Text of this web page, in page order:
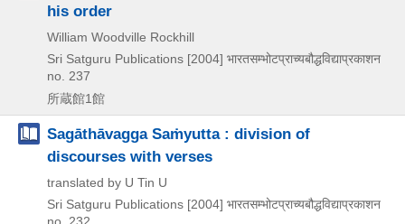
his order
William Woodville Rockhill
Sri Satguru Publications [2004] भारतसम्भोटप्राच्यबौद्धविद्याप्रकाशन
no. 237
所蔵館1館
Sagāthāvagga Saṁyutta : division of
discourses with verses
translated by U Tin U
Sri Satguru Publications [2004] भारतसम्भोटप्राच्यबौद्धविद्याप्रकाशन
no. 232